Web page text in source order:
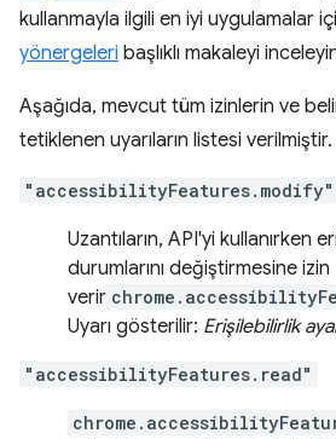
kullanmayla ilgili en iyi uygulamalar
yönergeleri başlıklı makaleyi
Aşağıda, mevcut tüm izinlerin ve
tetiklenen uyarıların listesi verilmiştir.
"accessibilityFeatures.modify"
Uzantıların, API'yi kullanırken
durumlarını değiştirmesine izin
verir
Uyarı gösterilir: Erişilebilirlik
"accessibilityFeatures.read"